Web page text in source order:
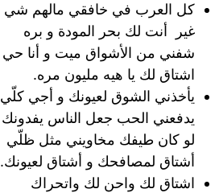
كل العرب في خافقي مالھم شي
غير أنت لك بحر المودة و بره
شفني من الأشواق ميت و أنا حي
اشتاق لك يا هيه مليون مره.
يأخذني الشوق لعيونك و أجي كلّي
يدفعني الحب جعل الناس يفدونك
لو كان طيفك مخاويني مثل ظلّي
أشتاق لمصافحك و أشتاق لعيونك.
اشتاق لك واحن لك واتحراك